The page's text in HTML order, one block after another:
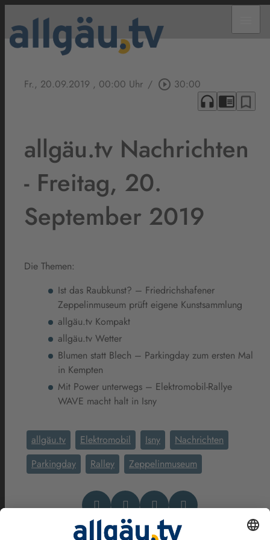
Fr., 20.09.2019 , 00:00 Uhr / play_circle_outline 30:00
headphones chrome_reader_mode bookmark_border
allgäu.tv Nachrichten
- Freitag, 20.
September 2019
Die Themen:
Ist das Raubkunst? – Friedrichshafener
Zeppelinmuseum prüft eigene Kunstsammlung
allgäu.tv Kompakt
allgäu.tv Wetter
Blumen statt Blech – Parkingday zum ersten Mal
in Kempten
Mit Power unterwegs – Elektromobil-Rallye
WAVE macht halt in Isny
allgäu.tv Elektromobil Isny
Nachrichten
Parkingday
Ralley Zeppelinmuseum